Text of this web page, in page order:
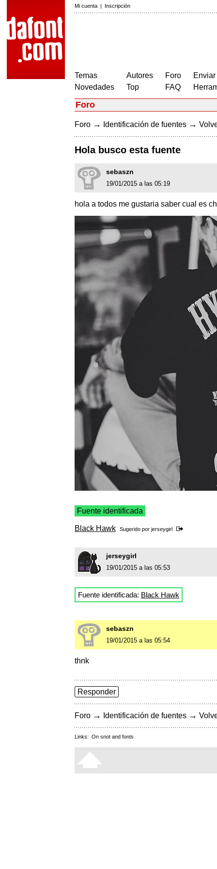
Mi cuenta | Inscripción
Temas
Novedades
Autores
Top
Foro
FAQ
Foro
Foro → Identificación de fuentes →
Hola busco esta fuente
sebaszn
19/01/2015 a las 05:19
hola a todos me gustaria saber cual es
Fuente identificada
Black Hawk Sugerido por jerseygirl
jerseygirl
19/01/2015 a las 05:53
Fuente identificada: Black Hawk
sebaszn
19/01/2015 a las 05:54
thnk
Responder
Foro → Identificación de fuentes →
Links: On snot and fonts